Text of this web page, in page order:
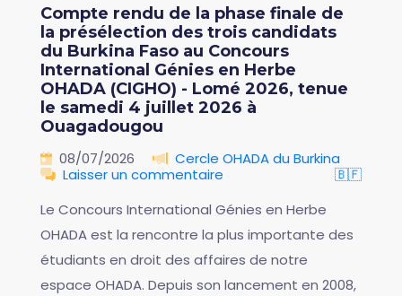
Compte rendu de la phase finale de
la présélection des trois candidats
du Burkina Faso au Concours
International Génies en Herbe
OHADA (CIGHO) - Lomé 2026, tenue
le samedi 4 juillet 2026 à
Ouagadougou
08/07/2026
Cercle OHADA du Burkina
Laisser un commentaire
🇧🇫
Le Concours International Génies en Herbe
OHADA est la rencontre la plus importante des
étudiants en droit des affaires de notre
espace OHADA. Depuis son lancement en 2008,